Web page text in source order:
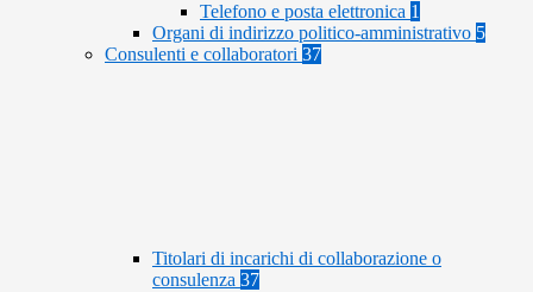
Telefono e posta elettronica 1
Organi di indirizzo politico-amministrativo 5
Consulenti e collaboratori 37
Titolari di incarichi di collaborazione o
consulenza 37